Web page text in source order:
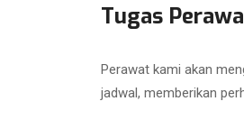
Tugas
Perawat kami akan
jadwal, memberikan